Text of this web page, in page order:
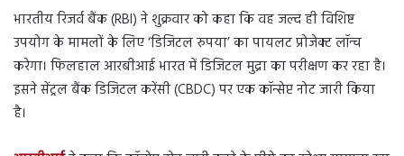
भारतीय रिजर्व बैंक (RBI) ने शुक्रवार को कहा कि वह जल्द ही विशिष्ट
उपयोग के मामलों के लिए ‘डिजिटल रुपया’ का पायलट प्रोजेक्ट लॉन्च
करेगा। फिलहाल आरबीआई भारत में डिजिटल मुद्रा का परीक्षण कर रहा है।
इसने सेंट्रल बैंक डिजिटल करेंसी (CBDC) पर एक कॉन्सेप्ट नोट जारी किया
है।